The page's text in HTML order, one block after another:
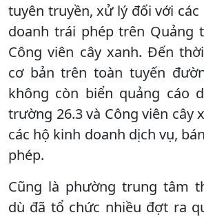
tuyên truyền, xử lý đối với
doanh trái phép trên Quảng
Công viên cây xanh. Đến
cơ bản trên toàn tuyến
không còn biển quảng cáo
trường 26.3 và Công viên cây
các hộ kinh doanh dịch vụ,
phép.
Cũng là phường trung tâm
dù đã tổ chức nhiều đợt ra